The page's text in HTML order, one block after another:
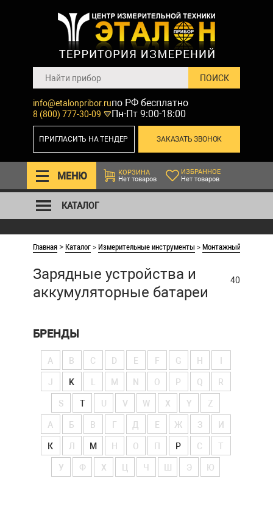
info@etalonpribor.ru
8 (800) 777-30-09
по РФ бесплатно
Пн-Пт 9:00-18:00
ЗАКАЗАТЬ ЗВОНОК
ПРИГЛАСИТЬ НА ТЕНДЕР
МЕНЮ
КОРЗИНА
Нет товаров
ИЗБРАННОЕ
Нет товаров
КАТАЛОГ
Главная >Каталог>Измерительные инструменты >Монтажный и
Зарядные устройства и
аккумуляторные батареи
40
БРЕНДЫ
A B C D E F G H
J K M N O P Q R
S T V W X Y Z
А Б В Г Д Е Ж З И
К Л М Н О П Р С Т
У Ф Х Ч Э Ю